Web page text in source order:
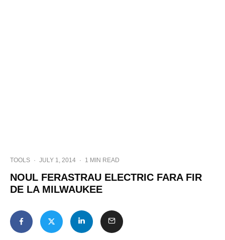
TOOLS · JULY 1, 2014 · 1 MIN READ
NOUL FERASTRAU ELECTRIC FARA FIR
DE LA MILWAUKEE